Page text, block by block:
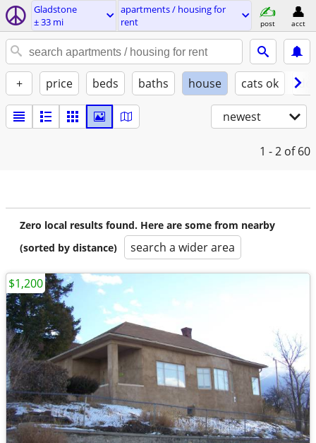
Gladstone
± 33 mi
apartments / housing for
rent
post acct
+ price beds baths house cats ok
newest
1 - 2 of 60
Zero local results found. Here are some from nearby
(sorted by distance)
search a wider area
$1,200